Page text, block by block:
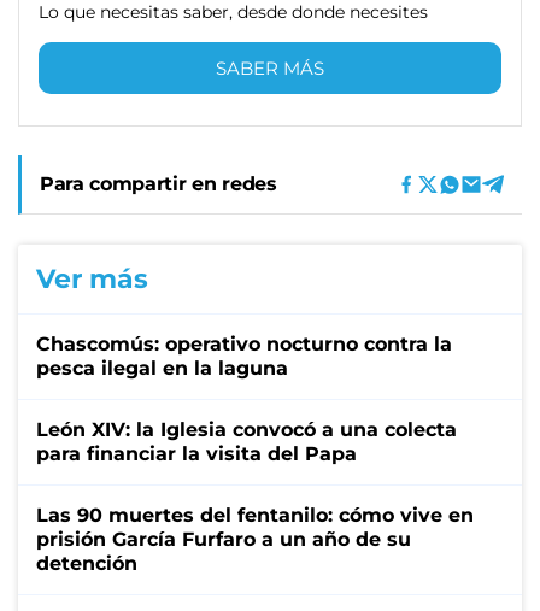
Lo que necesitas saber, desde donde necesites
SABER MÁS
Para compartir en redes
Ver más
Chascomús: operativo nocturno contra la
pesca ilegal en la laguna
León XIV: la Iglesia convocó a una colecta
para financiar la visita del Papa
Las 90 muertes del fentanilo: cómo vive en
prisión García Furfaro a un año de su
detención